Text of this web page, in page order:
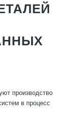
производство
в процесс